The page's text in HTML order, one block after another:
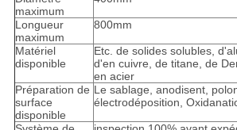
maximum
Longueur
maximum
800mm
Matériel
disponible
Etc. de solides solubles,
d'en cuivre, de titane, de
en acier
Préparation de
surface
disponible
Le sablage, anodisent,
électrodéposition,